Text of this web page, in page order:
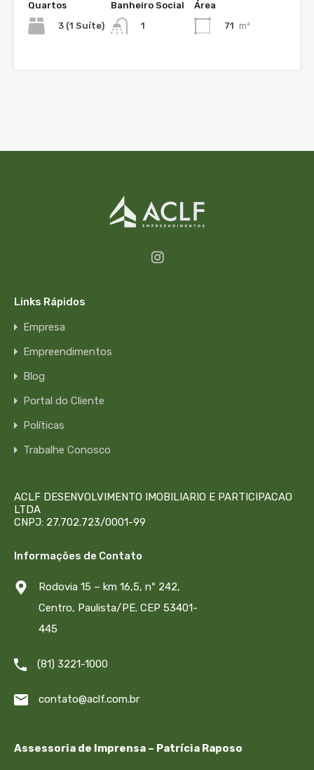
Quartos
3 (1 Suíte)
Banheiro Social
1
Área
71 m²
Links Rápidos
Empresa
Empreendimentos
Blog
Portal do Cliente
Políticas
Trabalhe Conosco
ACLF DESENVOLVIMENTO IMOBILIARIO E PARTICIPACAO
LTDA
CNPJ: 27.702.723/0001-99
Informações de Contato
Rodovia 15 – km 16,5, nº 242,
Centro, Paulista/PE. CEP 53401-
445
(81) 3221-1000
contato@aclf.com.br
Assessoria de Imprensa – Patrícia Raposo